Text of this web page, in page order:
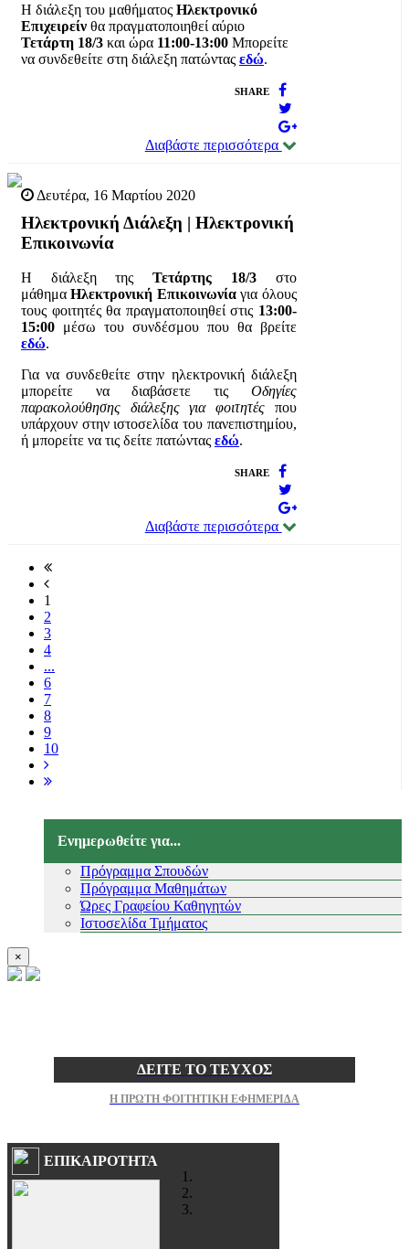
Η διάλεξη του μαθήματος Ηλεκτρονικό
Επιχειρείν θα πραγματοποιηθεί αύριο
Τετάρτη 18/3 και ώρα 11:00-13:00 Μπορείτε
να συνδεθείτε στη διάλεξη πατώντας εδώ.
SHARE
Διαβάστε περισσότερα
Δευτέρα, 16 Μαρτίου 2020
Ηλεκτρονική Διάλεξη | Ηλεκτρονική
Επικοινωνία
Η διάλεξη τηςΤετάρτης 18/3 στο
μάθημαΗλεκτρονική Επικοινωνίαγια όλους
τους φοιτητές θα πραγματοποιηθεί στις 13:00-
15:00 μέσω του συνδέσμου που θα βρείτε
εδώ.
Για να συνδεθείτε στην ηλεκτρονική διάλεξη
μπορείτε να διαβάσετε τις Οδηγίες
παρακολούθησης διάλεξης για φοιτητές που
υπάρχουν στην ιστοσελίδα του πανεπιστημίου,
ή μπορείτε να τις δείτε πατώντας εδώ.
SHARE
Διαβάστε περισσότερα
1
2
3
4
...
6
7
8
9
10
Ενημερωθείτε για...
Πρόγραμμα Σπουδών
Πρόγραμμα Μαθημάτων
Ώρες Γραφείου Καθηγητών
Ιστοσελίδα Τμήματος
×
ΔΕΙΤΕ ΤΟ ΤΕΥΧΟΣ
Η ΠΡΩΤΗ ΦΟΙΤΗΤΙΚΗ ΕΦΗΜΕΡΙΔΑ
ΕΠΙΚΑΙΡΟΤΗΤΑ